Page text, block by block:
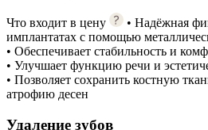
Что входит в цену
• Надёжная
имплантатах с помощью
• Обеспечивает стабильность и
• Улучшает функцию речи и
• Позволяет сохранить костную
атрофию десен
Удаление зубов